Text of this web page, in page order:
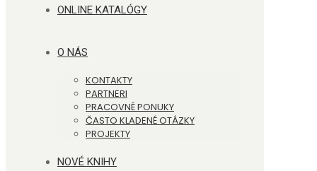
ONLINE KATALÓGY
O NÁS
KONTAKTY
PARTNERI
PRACOVNÉ PONUKY
ČASTO KLADENÉ OTÁZKY
PROJEKTY
NOVÉ KNIHY